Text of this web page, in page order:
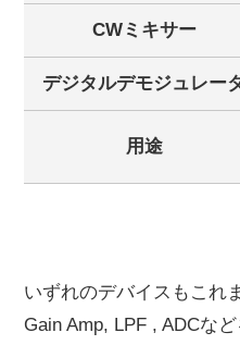
CWミキサー
デジタルデモジュレー
用途
いずれのデバイスもこ
Gain Amp, LPF , ADCな